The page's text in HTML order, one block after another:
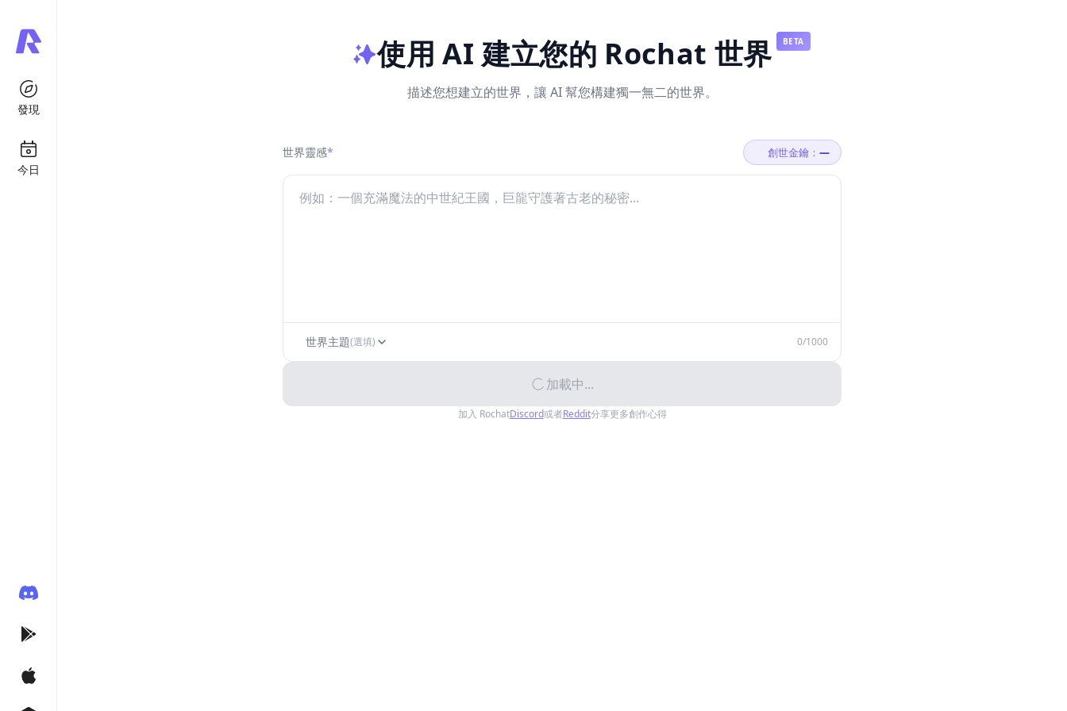
發現
今日
使用 AI 建立您的 Rochat 世界 BETA
描述您想建立的世界，讓 AI 幫您構建獨一無二的世界。
世界靈感* 創世金鑰： —
世界主題(選填) 0/1000
加載中...
加入 RochatDiscord或者Reddit分享更多創作心得